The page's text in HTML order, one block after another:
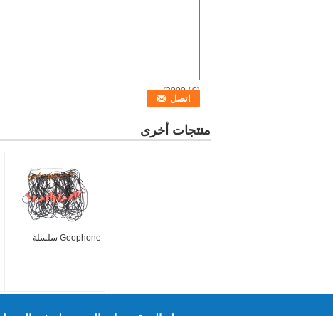
(
0
/ 3000)
منتجات أخرى
Geophone سلسلة